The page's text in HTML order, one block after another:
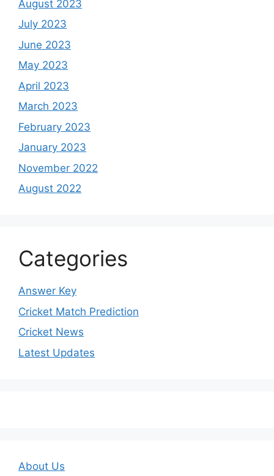
August 2023
July 2023
June 2023
May 2023
April 2023
March 2023
February 2023
January 2023
November 2022
August 2022
Categories
Answer Key
Cricket Match Prediction
Cricket News
Latest Updates
About Us